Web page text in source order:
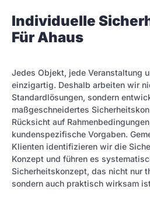
Individuelle
Für Ahaus
Jedes Objekt, jede Veranstaltung
einzigartig. Deshalb arbeiten wir
Standardlösungen, sondern
maßgeschneidertes
Rücksicht auf
kundenspezifische Vorgaben.
Klienten identifizieren wir die
Konzept und führen es
Sicherheitskonzept, das nicht nur
sondern auch praktisch wirksam